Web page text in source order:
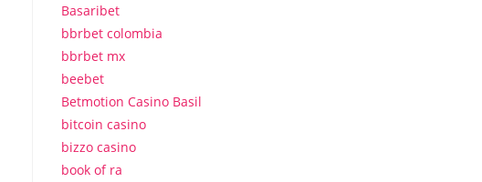
Basaribet
bbrbet colombia
bbrbet mx
beebet
Betmotion Casino Basil
bitcoin casino
bizzo casino
book of ra